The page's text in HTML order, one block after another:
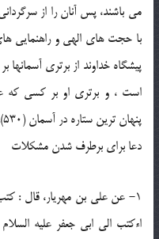
مى باشند، پس آنان را از
با حجت هاى الهى و راهنمايى
پيشگاه خداوند از برترى
است ، و برترى او بر كسى كه
پنهان ترين ستاره در آسمان (530).
دعا براى برطرف شدن مشكلات
1- عن على بن مهريار، قال :
اءكتب الى ابى جعفر عليه